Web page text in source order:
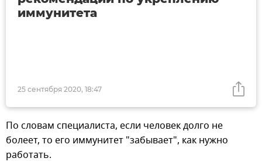
25 сентября 2020, 18:47
иммунитета
По словам специалиста, если человек долго не
болеет, то его иммунитет "забывает", как нужно
работать.